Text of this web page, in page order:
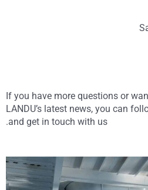
If you have more questions or
LANDU’s latest news, you can
and get in touch with us.